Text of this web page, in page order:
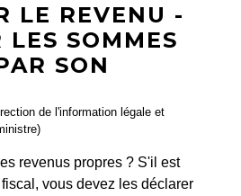
LE REVENU -
LES SOMMES
SON
de l'information légale et
revenus propres ? S'il est
vous devez les déclarer